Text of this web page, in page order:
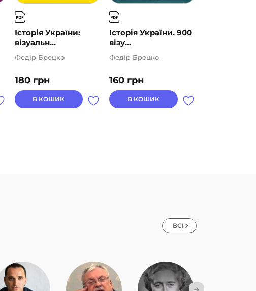
Історія України:
візуальн...
180 грн
Федір Брецко
В КОШИК
Історія України. 900
візу...
160 грн
Федір Брецко
В КОШИК
ВСІ